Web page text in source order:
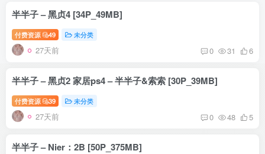
半半子 – 黑贞4 [34P_49MB]
付费资源 49 未分类
27天前 0 31 6
半半子 – 黑贞2 家居ps4 – 半半子&索索 [30P_39MB]
付费资源 39 未分类
27天前 0 48 5
半半子 – Nier：2B [50P_375MB]